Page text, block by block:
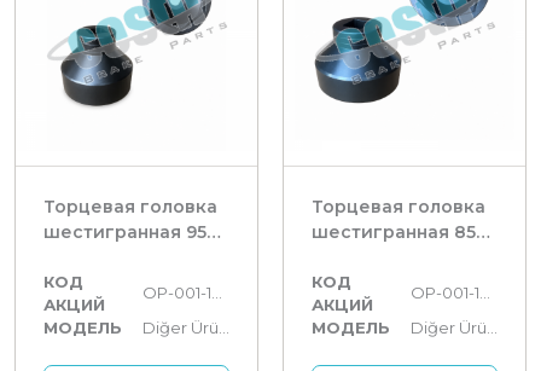
Торцевая головка
шестигранная 95
КОД
АКЦИЙ
OP-001-1094
МОДЕЛЬ
Торцевая головка
шестигранная 85
КОД
АКЦИЙ
OP-001-1093
МОДЕЛЬ